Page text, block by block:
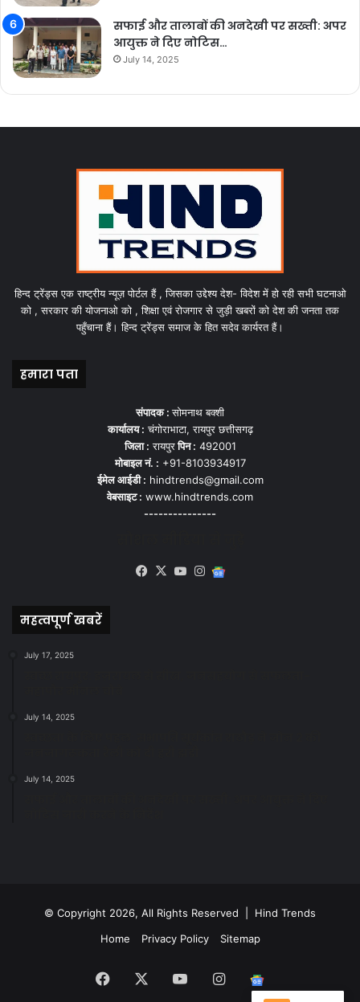
सफाई और तालाबों की अनदेखी पर सख्ती: अपर
आयुक्त ने दिए नोटिस…
July 14, 2025
हिन्द ट्रेंड्स एक राष्ट्रीय न्यूज़ पोर्टल हैं , जिसका उद्देश्य देश- विदेश में हो रही सभी घटनाओ
को , सरकार की योजनाओ को , शिक्षा एवं रोजगार से जुड़ी खबरों को देश की जनता तक
पहुँचाना हैं। हिन्द ट्रेंड्स समाज के हित सदेव कार्यरत हैं।
हमारा पता
संपादक :सोमनाथ बक्शी
कार्यालय : चंगोराभाटा, रायपुर छत्तीसगढ़
जिला : रायपुरपिन : 492001
मोबाइल नं. : +91-8103934917
ईमेल आईडी : hindtrends@gmail.com
वेबसाइट : www.hindtrends.com
---------------
Facebook
X YouTubeInstagram
महत्वपूर्ण खबरें
July 17, 2025
July 14, 2025
July 14, 2025
© Copyright 2026, All Rights Reserved | Hind Trends
Home
Privacy Policy Sitemap
Facebook YouTubeInstagram